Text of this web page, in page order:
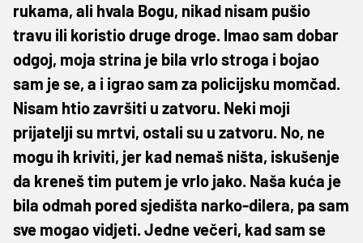
rukama, ali hvala Bogu, nikad nisam pušio
travu ili koristio druge droge. Imao sam dobar
odgoj, moja strina je bila vrlo stroga i bojao
sam je se, a i igrao sam za policijsku momčad.
Nisam htio završiti u zatvoru. Neki moji
prijatelji su mrtvi, ostali su u zatvoru. No, ne
mogu ih kriviti, jer kad nemaš ništa, iskušenje
da kreneš tim putem je vrlo jako. Naša kuća je
bila odmah pored sjedišta narko-dilera, pa sam
sve mogao vidjeti. Jedne večeri, kad sam se